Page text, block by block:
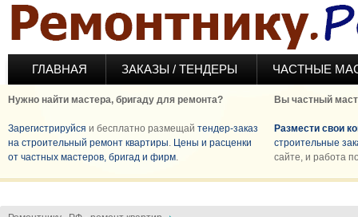
Перейти к основному содержанию
ГЛАВНАЯ ЗАКАЗЫ / ТЕНДЕРЫ ЧАСТНЫЕ
Нужно найти мастера, бригаду для ремонта?
Зарегистрируйся и бесплатно размещай тендер-заказ
на строительный ремонт квартиры. Цены и расценки
от частных мастеров, бригад и фирм.
Вы частный
Размести свои
строительные
сайте, и работа